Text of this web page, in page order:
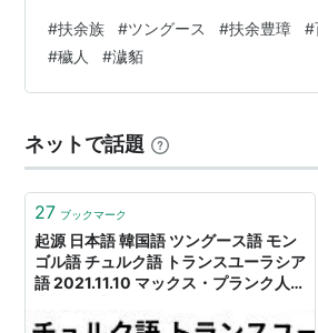
但し日本国内ではウィルタ語は既
様。
余の建国・高句麗の朱蒙・ズーズー弁
とスサノオ ■日本における百済のその
て新羅派、百済派かでいえば、百済
の、百済の王族や貴族の一部は日本に
滅亡した高句麗、そして新羅のから
#扶余族 #ツングース #扶余豊璋 #
#穢人 #濊貊
ネットで話題
27 ブックマーク
起源 日本語 韓国語 ツングース語 モン
ゴル語 チュルク語 トランスユーラシア
語 2021.11.10 マックス・プランク人類
空手形 / Extreme Argument